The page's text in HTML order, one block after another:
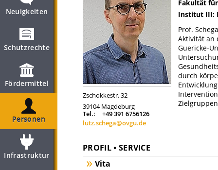
Neuigkeiten
Schutzrechte
Fördermittel
Personen
Infrastruktur
Zschokkestr. 32
39104 Magdeburg
Tel.:
+49 391 6756126
lutz.schega@ovgu.de
Fakultät
Institut III:
Prof.
Aktivität an
Guericke-
durch
PROFIL • SERVICE
Vita